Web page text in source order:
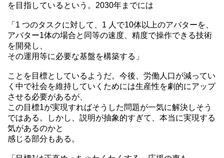
を目指しているという。2030年までには
「1 つのタスクに対して、1 人で10体以上のアバターを、
アバター1体の場合と同等の速度、精度で操作できる技術
を開発し、
その運用等に必要な基盤を構築する」
ことを目標としているようだ。今後、労働人口が減ってい
く中で社会を維持していくためには生産性を劇的にアップ
させる必要があるが、
この目標1が実現すればそうした問題が一気に解決しそう
ではある。しかし、説明が抽象的すぎて、本当に実現する
気があるのかと
感じる部分もある。